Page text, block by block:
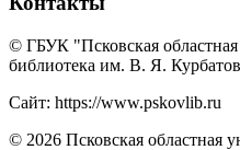
© ГБУК "Псковская областная
библиотека им. В. Я.
Сайт: https://www.pskovlib.ru
© 2026 Псковская областная